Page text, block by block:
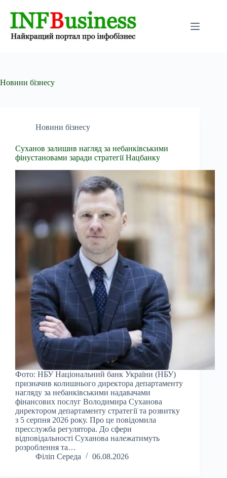
Новини бізнесу
Новини бізнесу
Суханов залишив нагляд за небанківськими
фінустановами заради стратегії Нацбанку
Фото: НБУ Національний банк України (НБУ)
призначив колишнього директора департаменту
нагляду за небанківськими надавачами
фінансових послуг Володимира Суханова
директором департаменту стратегії та розвитку
з 5 серпня 2026 року. Про це повідомила
пресслужба регулятора. До сфери
відповідальності Суханова належатимуть
розроблення та…
Філіп Середа
06.08.2026